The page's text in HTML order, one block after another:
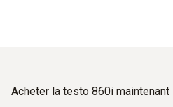
Acheter la testo 860i maintenant